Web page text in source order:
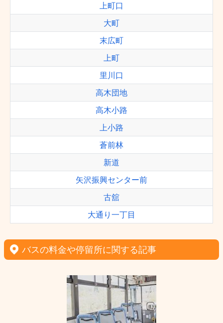
上町口
大町
末広町
上町
里川口
高木団地
高木小路
上小路
蒼前林
新道
矢沢振興センター前
古舘
大通り一丁目
バスの料金や停留所に関する記事